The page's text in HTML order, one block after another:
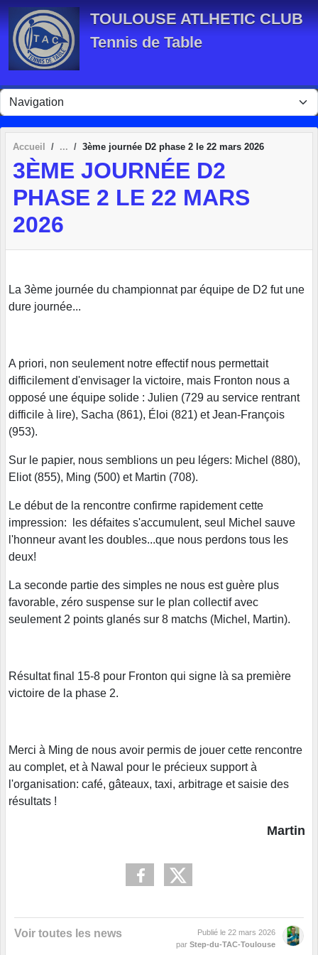
TOULOUSE ATLHETIC CLUB
Tennis de Table
Accueil 3ème journée D2 phase 2 le 22 mars 2026
3ÈME JOURNÉE D2
PHASE 2 LE 22 MARS
2026
La 3ème journée du championnat par équipe de D2 fut une
dure journée...
A priori, non seulement notre effectif nous permettait
difficilement d'envisager la victoire, mais Fronton nous a
opposé une équipe solide : Julien (729 au service rentrant
difficile à lire), Sacha (861), Éloi (821) et Jean-François
(953).
Sur le papier, nous semblions un peu légers: Michel (880),
Eliot (855), Ming (500) et Martin (708).
Le début de la rencontre confirme rapidement cette
impression: les défaites s'accumulent, seul Michel sauve
l'honneur avant les doubles...que nous perdons tous les
deux!
La seconde partie des simples ne nous est guère plus
favorable, zéro suspense sur le plan collectif avec
seulement 2 points glanés sur 8 matchs (Michel, Martin).
Résultat final 15-8 pour Fronton qui signe là sa première
victoire de la phase 2.
Merci à Ming de nous avoir permis de jouer cette rencontre
au complet, et à Nawal pour le précieux support à
l'organisation: café, gâteaux, taxi, arbitrage et saisie des
résultats !
Martin
Voir toutes les news Publié le 22 mars 2026
par Step-du-TAC-Toulouse
Panneau de gestion des cookies